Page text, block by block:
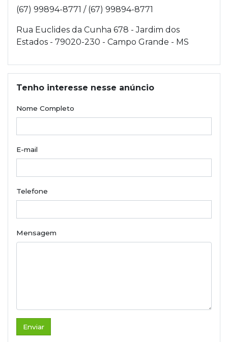
(67) 99894-8771 / (67) 99894-8771
Rua Euclides da Cunha 678 - Jardim dos
Estados - 79020-230 - Campo Grande - MS
Tenho interesse nesse anúncio
Nome Completo
E-mail
Telefone
Mensagem
Enviar